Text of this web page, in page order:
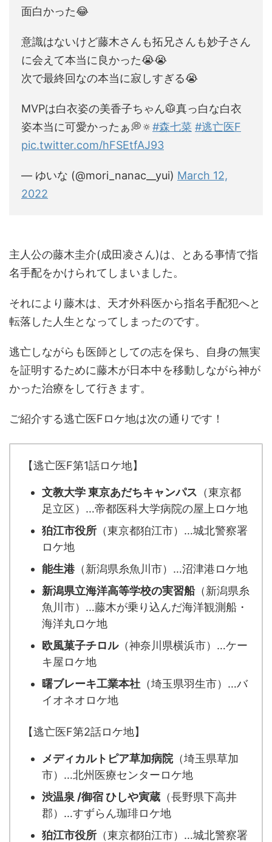
面白かった😂
意識はないけど藤木さんも拓兄さんも妙子さん
に会えて本当に良かった😭😭
次で最終回なの本当に寂しすぎる😭
MVPは白衣姿の美香子ちゃん🥼真っ白な白衣
姿本当に可愛かったぁ💭🔅#森七菜 #逃亡医F
pic.twitter.com/hFSEtfAJ93
— ゆいな (@mori_nanac__yui) March 12,
2022
主人公の藤木圭介(成田凌さん)は、とある事情で指
名手配をかけられてしまいました。
それにより藤木は、天才外科医から指名手配犯へと
転落した人生となってしまったのです。
逃亡しながらも医師としての志を保ち、自身の無実
を証明するために藤木が日本中を移動しながら神が
かった治療をして行きます。
ご紹介する逃亡医Fロケ地は次の通りです！
【逃亡医F第1話ロケ地】
文教大学 東京あだちキャンパス （東京都
足立区）…帝都医科大学病院の屋上ロケ地
狛江市役所 （東京都狛江市）…城北警察署
ロケ地
能生港（新潟県糸魚川市）…沼津港ロケ地
新潟県立海洋高等学校の実習船（新潟県糸
魚川市）…藤木が乗り込んだ海洋観測船・
海洋丸ロケ地
欧風菓子チロル（神奈川県横浜市）…ケー
キ屋ロケ地
曙ブレーキ工業本社 （埼玉県羽生市）…バ
イオネオロケ地
【逃亡医F第2話ロケ地】
メディカルトピア草加病院（埼玉県草加
市）…北州医療センターロケ地
渋温泉 /御宿 ひしや寅蔵 （長野県下高井
郡）…すずらん珈琲ロケ地
狛江市役所 （東京都狛江市）…城北警察署